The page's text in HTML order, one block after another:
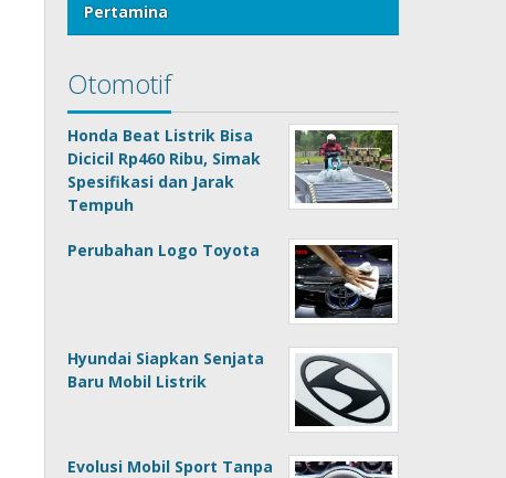
Pertamina
Otomotif
Honda Beat Listrik Bisa
Dicicil Rp460 Ribu, Simak
Spesifikasi dan Jarak
Tempuh
Perubahan Logo Toyota
Hyundai Siapkan Senjata
Baru Mobil Listrik
Evolusi Mobil Sport Tanpa